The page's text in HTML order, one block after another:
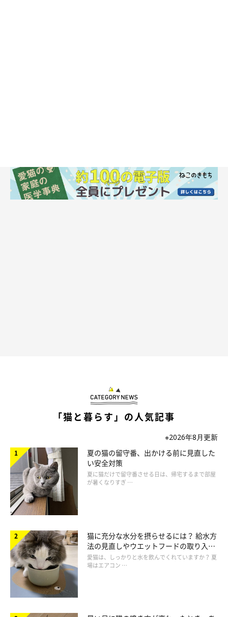
旧施設の４倍近い広さをもつ新センターは３階建て。１階には正
や犬を健康な猫や犬と分けて飼養管理する感染症対策室、地域猫
の不妊手術を行う手術室が。２階が犬、３階は猫とゾーンが分け
られ、トリミング室や譲渡猫室、検査室などがあり、保護された
動物に必要な設備が設置されています。
「まずは一度立ち寄ってもらい、センターについて知ってもらう
た。新しい飼い主さんとの出会いの機会を必然的に増やすのが狙
いです」と須﨑さん。
そう須﨑さんが話すように、天窓から差し込む日光でセンター全
体が明るく、気軽に立ち寄れる気分にさせてくれます。
「猫と暮らす」の人気記事
※2026年8月更新
夏の猫の留守番、出かける前に見直した
い安全対策
夏に猫だけで留守番させる日は、帰宅するまで部屋
が暑くなりすぎ …
猫に充分な水分を摂らせるには？ 給水方
法の見直しやウエットフードの取り入れ
方を解説
愛猫は、しっかりと水を飲んでくれていますか？ 夏
場はエアコン …